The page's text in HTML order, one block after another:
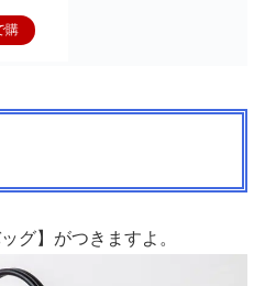
購
グ】がつきますよ。